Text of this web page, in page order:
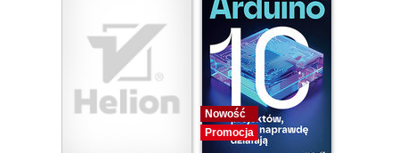
Nowość
Promocja